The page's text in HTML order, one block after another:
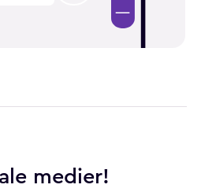
medier!